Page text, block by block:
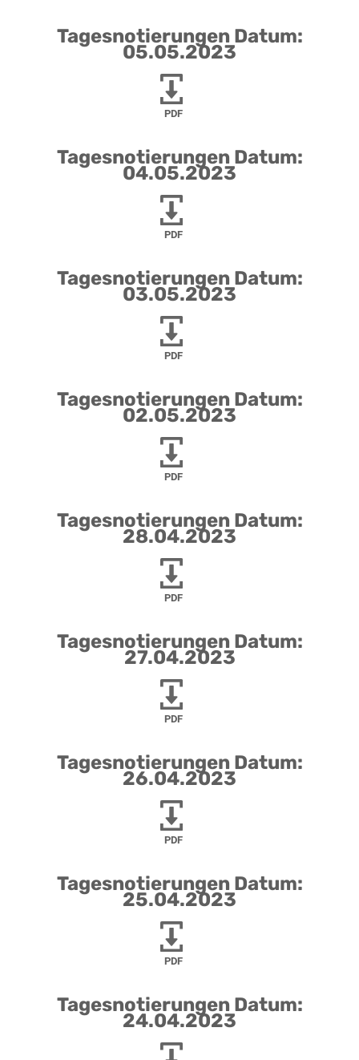
Tagesnotierungen Datum:
05.05.2023
PDF
Tagesnotierungen Datum:
04.05.2023
PDF
Tagesnotierungen Datum:
03.05.2023
PDF
Tagesnotierungen Datum:
02.05.2023
PDF
Tagesnotierungen Datum:
28.04.2023
PDF
Tagesnotierungen Datum:
27.04.2023
PDF
Tagesnotierungen Datum:
26.04.2023
PDF
Tagesnotierungen Datum:
25.04.2023
PDF
Tagesnotierungen Datum:
24.04.2023